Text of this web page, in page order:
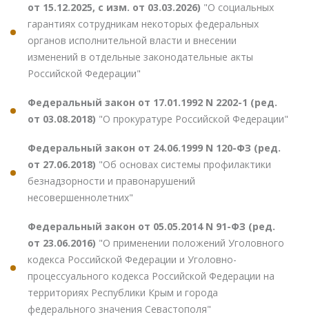
от 15.12.2025, с изм. от 03.03.2026) "О социальных
гарантиях сотрудникам некоторых федеральных
органов исполнительной власти и внесении
изменений в отдельные законодательные акты
Российской Федерации"
Федеральный закон от 17.01.1992 N 2202-1 (ред.
от 03.08.2018) "О прокуратуре Российской Федерации"
Федеральный закон от 24.06.1999 N 120-ФЗ (ред.
от 27.06.2018) "Об основах системы профилактики
безнадзорности и правонарушений
несовершеннолетних"
Федеральный закон от 05.05.2014 N 91-ФЗ (ред.
от 23.06.2016) "О применении положений Уголовного
кодекса Российской Федерации и Уголовно-
процессуального кодекса Российской Федерации на
территориях Республики Крым и города
федерального значения Севастополя"